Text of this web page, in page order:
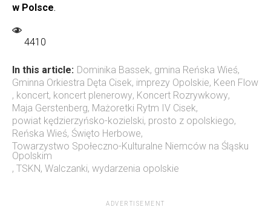
w Polsce.
4410
In this article: Dominika Bassek, gmina Reńska Wieś,
Gminna Orkiestra Dęta Cisek, imprezy Opolskie, Keen Flow
, koncert, koncert plenerowy, Koncert Rozrywkowy,
Maja Gerstenberg, Mażoretki Rytm IV Cisek,
powiat kędzierzyńsko-kozielski, prosto z opolskiego,
Reńska Wieś, Święto Herbowe,
Towarzystwo Społeczno-Kulturalne Niemców na Śląsku
Opolskim
, TSKN, Walczanki, wydarzenia opolskie
ADVERTISEMENT